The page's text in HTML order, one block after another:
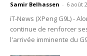
Samir Belhassen - 6 août
iT-News (XPeng G9L) -
continue de renforcer
l'arrivée imminente du